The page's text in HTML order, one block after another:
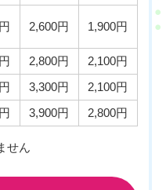
2,600円 1,900円
2,800円
2,100円
3,300円
2,100円
3,900円 2,800円
せん